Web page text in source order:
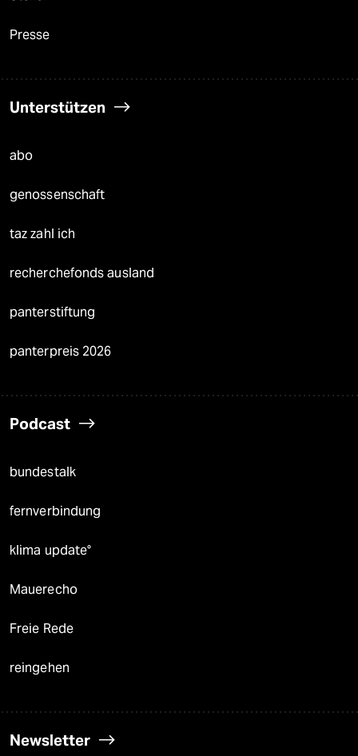
Presse
Unterstützen
abo
genossenschaft
taz zahl ich
recherchefonds ausland
panterstiftung
panterpreis 2026
Podcast
bundestalk
fernverbindung
klima update°
Mauerecho
Freie Rede
reingehen
Newsletter